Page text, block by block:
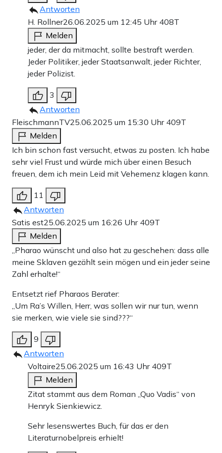
Antworten
H. Rollner26.06.2025 um 12:45 Uhr 408T
Melden
jeder, der da mitmacht, sollte bestraft werden.
Jeder Politiker, jeder Staatsanwalt, jeder Richter,
jeder Polizist.
3
Antworten
FleischmannTV25.06.2025 um 15:30 Uhr 409T
Melden
Ich bin schon fast versucht, etwas zu posten. Ich habe
sehr viel Frust und würde mich über einen Besuch
freuen, dem ich mein Leid mit Vehemenz klagen kann.
11
Antworten
Satis est25.06.2025 um 16:26 Uhr 409T
Melden
„Pharao wünscht und also hat zu geschehen: dass alle
meine Sklaven gezählt sein mögen und ein jeder seine
Zahl erhalte!“
Entsetzt rief Pharaos Berater:
„Um Ra’s Willen, Herr, was sollen wir nur tun, wenn
sie merken, wie viele sie sind???“
9
Antworten
Voltaire25.06.2025 um 16:43 Uhr 409T
Melden
Zitat stammt aus dem Roman „Quo Vadis“ von
Henryk Sienkiewicz.
Sehr lesenswertes Buch, für das er den
Literaturnobelpreis erhielt!